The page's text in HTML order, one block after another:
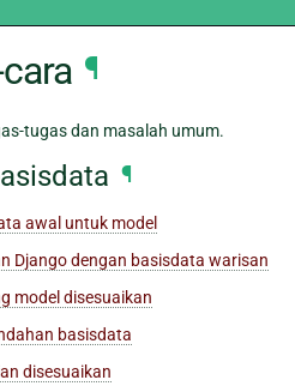
¶
tugas dan masalah umum.
¶
awal untuk model
Django dengan basisdata warisan
model disesuaikan
basisdata
disesuaikan